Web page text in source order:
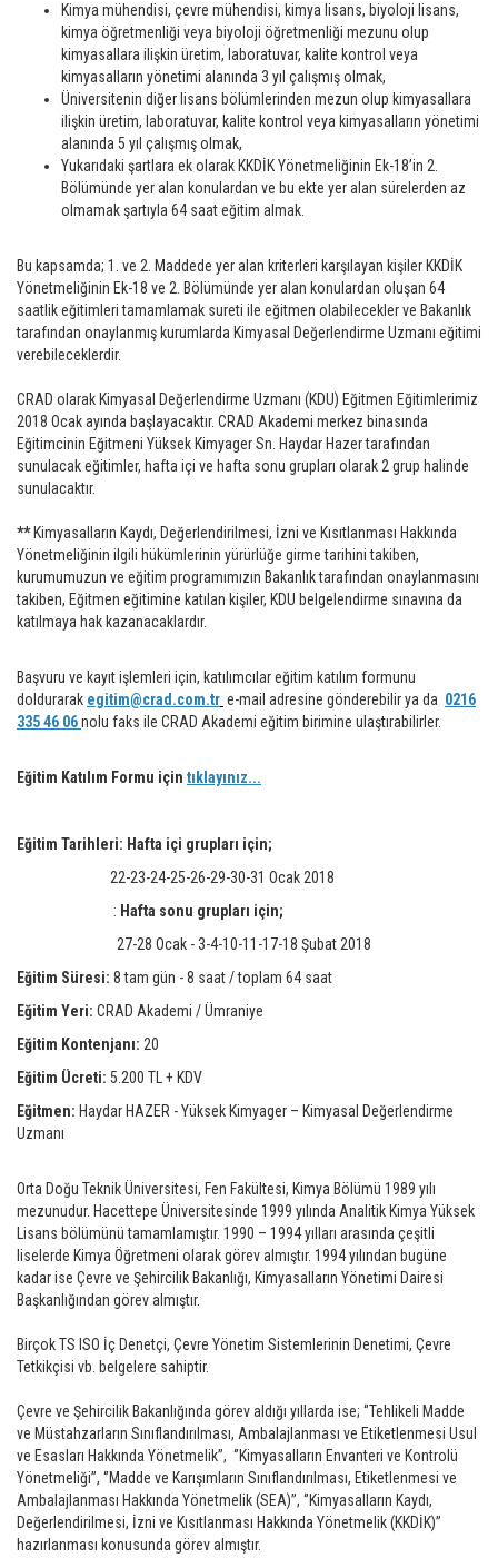
Kimya mühendisi, çevre mühendisi, kimya lisans, biyoloji lisans,
kimya öğretmenliği veya biyoloji öğretmenliği mezunu olup
kimyasallara ilişkin üretim, laboratuvar, kalite kontrol veya
kimyasalların yönetimi alanında 3 yıl çalışmış olmak,
Üniversitenin diğer lisans bölümlerinden mezun olup kimyasallara
ilişkin üretim, laboratuvar, kalite kontrol veya kimyasalların yönetimi
alanında 5 yıl çalışmış olmak,
Yukarıdaki şartlara ek olarak KKDİK Yönetmeliğinin Ek-18’in 2.
Bölümünde yer alan konulardan ve bu ekte yer alan sürelerden az
olmamak şartıyla 64 saat eğitim almak.
Bu kapsamda; 1. ve 2. Maddede yer alan kriterleri karşılayan kişiler KKDİK
Yönetmeliğinin Ek-18 ve 2. Bölümünde yer alan konulardan oluşan 64
saatlik eğitimleri tamamlamak sureti ile eğitmen olabilecekler ve Bakanlık
tarafından onaylanmış kurumlarda Kimyasal Değerlendirme Uzmanı eğitimi
verebileceklerdir.
CRAD olarak Kimyasal Değerlendirme Uzmanı (KDU) Eğitmen Eğitimlerimiz
2018 Ocak ayında başlayacaktır. CRAD Akademi merkez binasında
Eğitimcinin Eğitmeni Yüksek Kimyager Sn. Haydar Hazer tarafından
sunulacak eğitimler, hafta içi ve hafta sonu grupları olarak 2 grup halinde
sunulacaktır.
** Kimyasalların Kaydı, Değerlendirilmesi, İzni ve Kısıtlanması Hakkında
Yönetmeliğinin ilgili hükümlerinin yürürlüğe girme tarihini takiben,
kurumumuzun ve eğitim programımızın Bakanlık tarafından onaylanmasını
takiben, Eğitmen eğitimine katılan kişiler, KDU belgelendirme sınavına da
katılmaya hak kazanacaklardır.
Başvuru ve kayıt işlemleri için, katılımcılar eğitim katılım formunu
doldurarak egitim@crad.com.tr e-mail adresine gönderebilir ya da 0216
335 46 06nolu faks ile CRAD Akademi eğitim birimine ulaştırabilirler.
Eğitim Katılım Formu için tıklayınız...
Eğitim Tarihleri: Hafta içi grupları için;
22-23-24-25-26-29-30-31 Ocak 2018
: Hafta sonu grupları için;
27-28 Ocak - 3-4-10-11-17-18 Şubat 2018
Eğitim Süresi: 8 tam gün - 8 saat / toplam 64 saat
Eğitim Yeri: CRAD Akademi / Ümraniye
Eğitim Kontenjanı: 20
Eğitim Ücreti: 5.200 TL + KDV
Eğitmen: Haydar HAZER - Yüksek Kimyager – Kimyasal Değerlendirme
Uzmanı
Orta Doğu Teknik Üniversitesi, Fen Fakültesi, Kimya Bölümü 1989 yılı
mezunudur. Hacettepe Üniversitesinde 1999 yılında Analitik Kimya Yüksek
Lisans bölümünü tamamlamıştır. 1990 – 1994 yılları arasında çeşitli
liselerde Kimya Öğretmeni olarak görev almıştır. 1994 yılından bugüne
kadar ise Çevre ve Şehircilik Bakanlığı, Kimyasalların Yönetimi Dairesi
Başkanlığından görev almıştır.
Birçok TS ISO İç Denetçi, Çevre Yönetim Sistemlerinin Denetimi, Çevre
Tetkikçisi vb. belgelere sahiptir.
Çevre ve Şehircilik Bakanlığında görev aldığı yıllarda ise; ‘’Tehlikeli Madde
ve Müstahzarların Sınıflandırılması, Ambalajlanması ve Etiketlenmesi Usul
ve Esasları Hakkında Yönetmelik’’, ‘’Kimyasalların Envanteri ve Kontrolü
Yönetmeliği’’, ‘’Madde ve Karışımların Sınıflandırılması, Etiketlenmesi ve
Ambalajlanması Hakkında Yönetmelik (SEA)’’, ‘’Kimyasalların Kaydı,
Değerlendirilmesi, İzni ve Kısıtlanması Hakkında Yönetmelik (KKDİK)’’
hazırlanması konusunda görev almıştır.